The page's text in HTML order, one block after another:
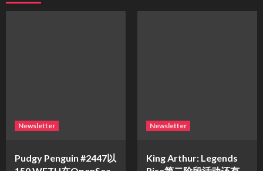
Newsletter
Pudgy Penguin #2447以
Newsletter
King Arthur: Legends